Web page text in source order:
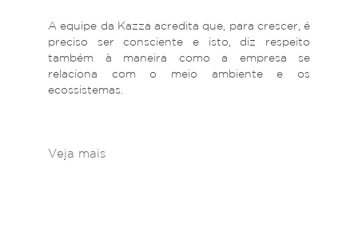
A equipe da Kazza acredita que, para crescer, é
preciso ser consciente e isto, diz respeito
também à maneira como a empresa se
relaciona com o meio ambiente e os
ecossistemas.
Veja mais